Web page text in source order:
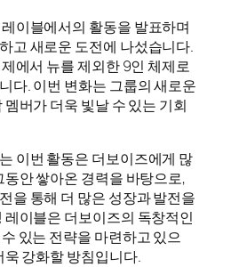
이블에서의 활동을 발표하며
고 새로운 도전에 나섰습니다.
에서 뉴를 제외한 9인 체제로
다. 이번 변화는 그룹의 새로운
버가 더욱 빛날 수 있는 기회
이번 활동은 더보이즈에게 많
안 쌓아온 경력을 바탕으로,
을 통해 더 많은 성장과 발전을
이블은 더보이즈의 독창적인
있는 전략을 마련하고 있으
강화할 방침입니다.